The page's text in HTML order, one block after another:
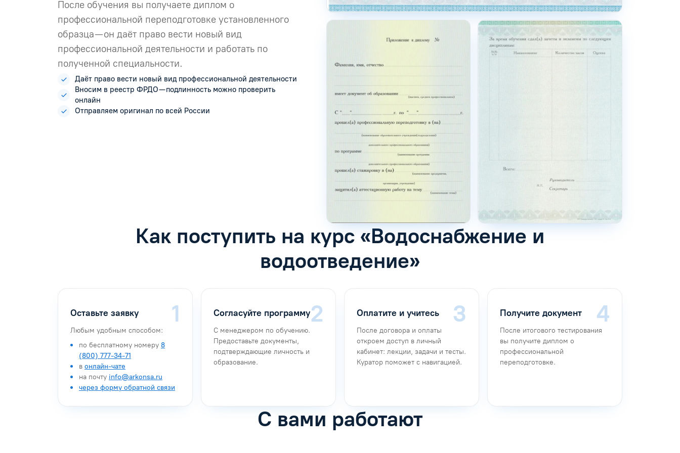
После обучения вы получаете диплом о
профессиональной переподготовке установленного
образца — он даёт право вести новый вид
профессиональной деятельности и работать по
полученной специальности.
Даёт право вести новый вид профессиональной деятельности
Вносим в реестр ФРДО — подлинность можно проверить
онлайн
Отправляем оригинал по всей России
Как поступить на курс «Водоснабжение и
водоотведение»
Оставьте заявку
Любым удобным способом:
по бесплатному номеру 8
(800) 777-34-71
в онлайн-чате
на почту info@arkonsa.ru
через форму обратной связи
Согласуйте программу
С менеджером по обучению.
Предоставьте документы,
подтверждающие личность и
образование.
Оплатите и учитесь
После договора и оплаты
откроем доступ в личный
кабинет: лекции, задачи и тесты.
Куратор поможет с навигацией.
Получите документ
После итогового тестирования
вы получите диплом о
профессиональной
переподготовке.
С вами работают